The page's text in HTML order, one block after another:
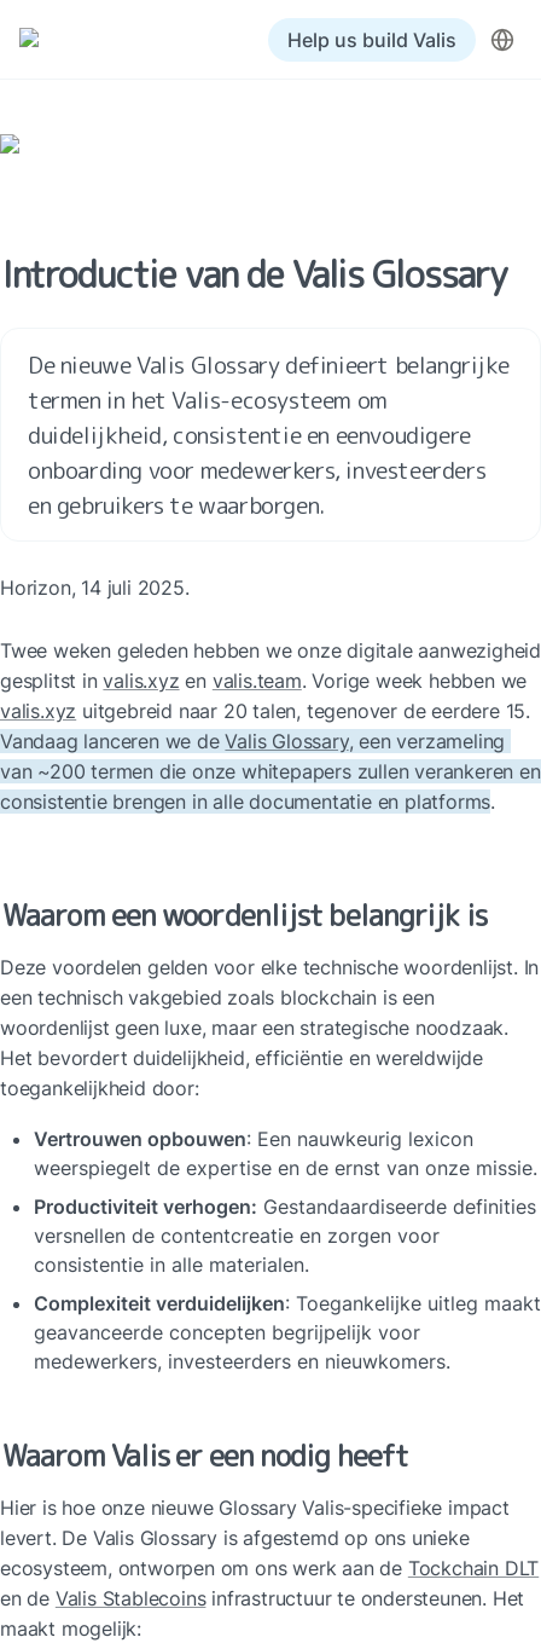
Help us build Valis
Introductie van de Valis Glossary
De nieuwe Valis Glossary definieert belangrijke
termen in het Valis-ecosysteem om
duidelijkheid, consistentie en eenvoudigere
onboarding voor medewerkers, investeerders
en gebruikers te waarborgen.
Horizon, 14 juli 2025.
Twee weken geleden hebben we onze digitale aanwezigheid
gesplitst in valis.xyz en valis.team
valis.xyz
Vandaag lanceren we de Valis Glossary, een verzameling
van ~200 termen die onze whitepapers zullen verankeren en
consistentie brengen in alle documentatie en platforms.
Waarom een woordenlijst belangrijk is
Deze voordelen gelden voor elke technische woordenlijst. In
een technisch vakgebied zoals blockchain is een
woordenlijst geen luxe, maar een strategische noodzaak.
Het bevordert duidelijkheid, efficiëntie en wereldwijde
toegankelijkheid door:
Vertrouwen opbouwen: Een nauwkeurig lexicon
weerspiegelt de expertise en de ernst van onze missie.
Productiviteit verhogen: Gestandaardiseerde definities
versnellen de contentcreatie en zorgen voor
consistentie in alle materialen.
Complexiteit verduidelijken: Toegankelijke uitleg maakt
geavanceerde concepten begrijpelijk voor
medewerkers, investeerders en nieuwkomers.
Waarom Valis er een nodig heeft
Hier is hoe onze nieuwe Glossary Valis-specifieke impact
levert. De Valis Glossary is afgestemd op ons unieke
ecosysteem, ontworpen om ons werk aan de Tockchain DLT
en de Valis Stablecoins infrastructuur te ondersteunen. Het
maakt mogelijk: